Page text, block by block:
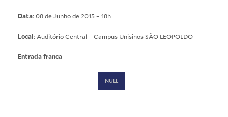
Data: 08 de Junho de 2015 – 18h
Local: Auditório Central – Campus Unisinos SÃO LEOPOLDO
Entrada franca
NULL